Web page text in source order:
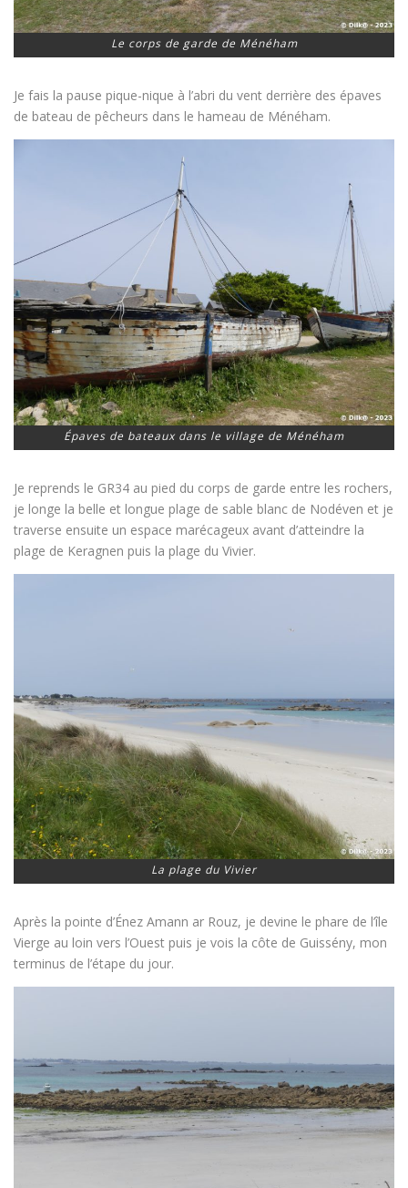
Le corps de garde de Ménéham
Je fais la pause pique-nique à l’abri du vent derrière des épaves
de bateau de pêcheurs dans le hameau de Ménéham.
Épaves de bateaux dans le village de Ménéham
Je reprends le GR34 au pied du corps de garde entre les rochers,
je longe la belle et longue plage de sable blanc de Nodéven et je
traverse ensuite un espace marécageux avant d’atteindre la
plage de Keragnen puis la plage du Vivier.
La plage du Vivier
Après la pointe d’Énez Amann ar Rouz, je devine le phare de l’île
Vierge au loin vers l’Ouest puis je vois la côte de Guissény, mon
terminus de l’étape du jour.